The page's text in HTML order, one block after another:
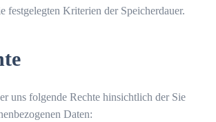
festgelegten Kriterien der Speicherdauer.
uns folgende Rechte hinsichtlich der Sie
Daten: